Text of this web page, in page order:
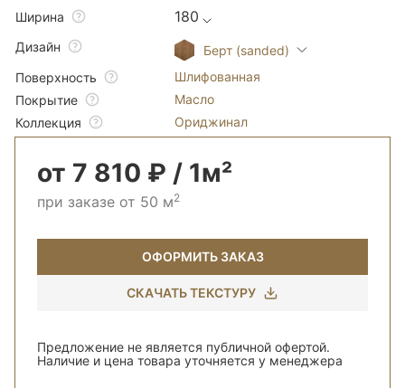
Ширина 180
Дизайн
Берт (sanded)
Поверхность
Шлифованная
Покрытие
Масло
Коллекция
Ориджинал
от 7 810 ₽ / 1м²
при заказе от 50 м2
ОФОРМИТЬ ЗАКАЗ
СКАЧАТЬ ТЕКСТУРУ
Предложение не является публичной офертой.
Наличие и цена товара уточняется у менеджера